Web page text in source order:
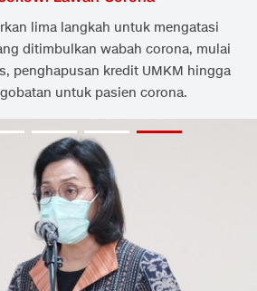
lima langkah untuk mengatasi
ditimbulkan wabah corona, mulai
penghapusan kredit UMKM hingga
untuk pasien corona.